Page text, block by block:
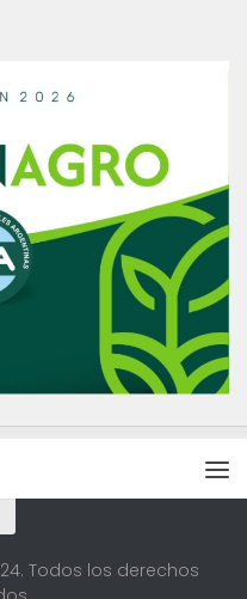
Todos los derechos